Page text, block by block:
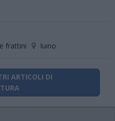
frattini luino
ARTICOLI DI